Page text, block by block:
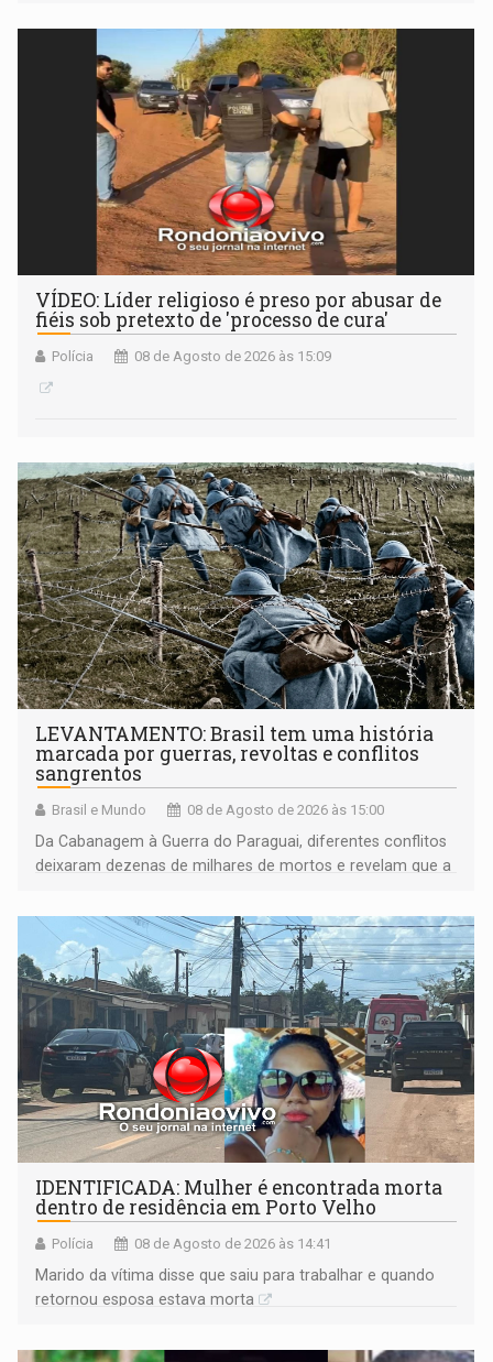
VÍDEO: Líder religioso é preso por abusar de
fiéis sob pretexto de 'processo de cura'
Polícia 08 de Agosto de 2026 às 15:09
LEVANTAMENTO: Brasil tem uma história
marcada por guerras, revoltas e conflitos
sangrentos
Brasil e Mundo 08 de Agosto de 2026 às 15:00
Da Cabanagem à Guerra do Paraguai, diferentes conflitos
deixaram dezenas de milhares de mortos e revelam que a
territoriais e sociais
IDENTIFICADA: Mulher é encontrada morta
dentro de residência em Porto Velho
Polícia 08 de Agosto de 2026 às 14:41
Marido da vítima disse que saiu para trabalhar e quando
retornou esposa estava morta